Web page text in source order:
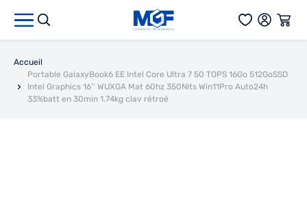
Accueil
Portable GalaxyBook6 EE Intel Core Ultra 7 50 TOPS 16Go 512GoSSD
Intel Graphics 16'' WUXGA Mat 60hz 350Nits Win11Pro Auto24h
33%batt en 30min 1.74kg clav rétroé